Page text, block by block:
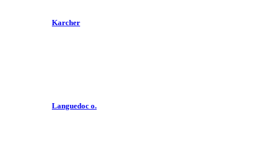
Karcher
Languedoc o.